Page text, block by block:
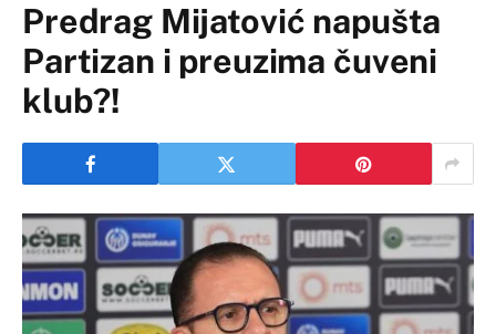
Predrag Mijatović napušta
Partizan i preuzima čuveni
klub?!